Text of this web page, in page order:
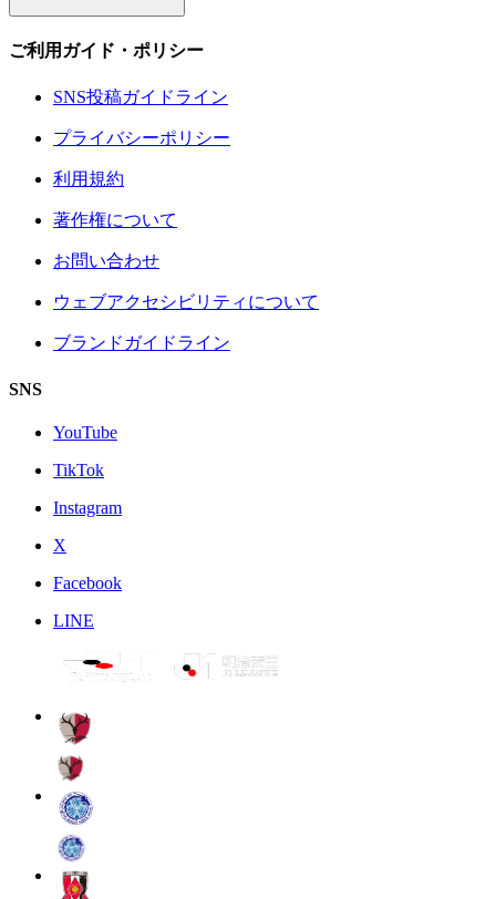
ご利用ガイド・ポリシー
SNS投稿ガイドライン
プライバシーポリシー
利用規約
著作権について
お問い合わせ
ウェブアクセシビリティについて
ブランドガイドライン
SNS
YouTube
TikTok
Instagram
X
Facebook
LINE